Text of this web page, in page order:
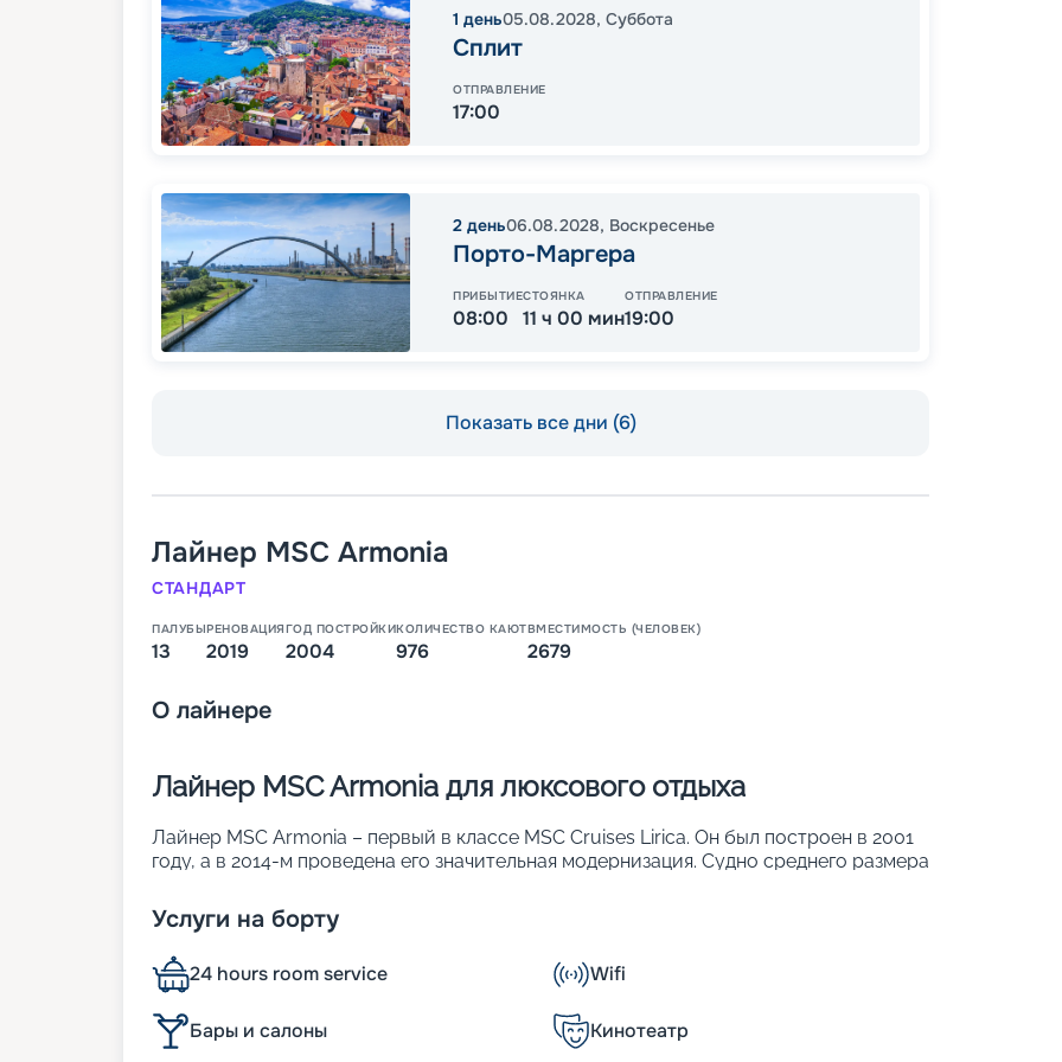
1 день05.08.2028, Суббота
Сплит
ОТПРАВЛЕНИЕ
17:00
2 день06.08.2028, Воскресенье
Порто-Маргера
ПРИБЫТИЕ
08:00
СТОЯНКА
11 ч 00 мин
ОТПРАВЛЕНИЕ
19:00
Показать все дни (6)
Лайнер MSC Armonia
СТАНДАРТ
ПАЛУБЫ
13
РЕНОВАЦИЯ
2019
ГОД ПОСТРОЙКИ
2004
КОЛИЧЕСТВО КАЮТ
976
ВМЕСТИМОСТЬ (ЧЕЛОВЕК)
2679
О лайнере
Лайнер MSC Armonia для люксового отдыха
Лайнер MSC Armonia – первый в классе MSC Cruises Lirica. Он был построен в 2001
году, а в 2014-м проведена его значительная модернизация. Судно среднего размера
• ширина – 29 м;
• длина – 251 м;
• водоизмещение – 65 тыс. т;
• количество палуб – 13;
• скорость – 20,1 узла;
• общее число кают – 976. Они рассчитаны на комфортное расселение 2 679
Услуги на борту
24 hours room service Wifi
Бары и салоны Кинотеатр